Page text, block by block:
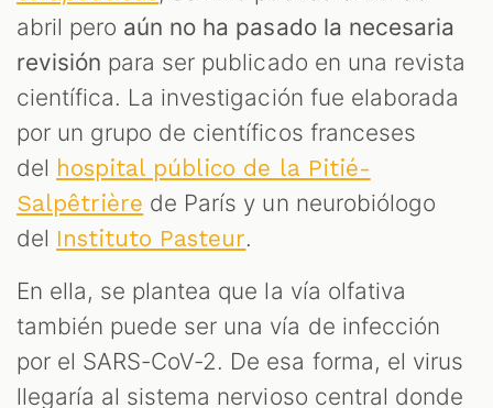
abril pero aún no ha pasado la necesaria
revisión para ser publicado en una revista
científica. La investigación fue elaborada
por un grupo de científicos franceses
del hospital público de la Pitié-
Salpêtrière de París y un neurobiólogo
del Instituto Pasteur.
En ella, se plantea que la vía olfativa
también puede ser una vía de infección
por el SARS-CoV-2. De esa forma, el virus
llegaría al sistema nervioso central donde